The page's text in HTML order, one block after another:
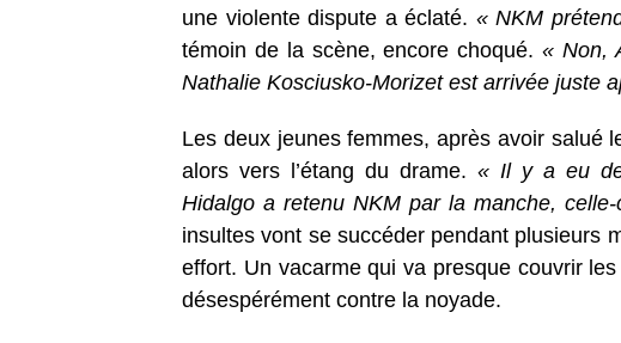
une violente dispute a éclaté. « NKM
témoin de la scène, encore choqué.« Non,
Nathalie Kosciusko-Morizet est arrivée juste
Les deux jeunes femmes, après avoir salué
alors vers l’étang du drame. « Il y a eu
Hidalgo a retenu NKM par la manche,
insultes vont se succéder pendant plusieurs
effort. Un vacarme qui va presque couvrir
désespérément contre la noyade.